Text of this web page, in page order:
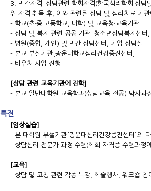
3. 민간자격: 상담관련 학회자격(한국심리학회:상담
위 자격 취득 후, 이와 관련된 상담 및 심리치료 기관
- 학교(초·중·고등학교, 대학) 및 교육청·교육기관
- 상담 및 복지 관련 공공 기관: 청소년상담복지센
- 병원(종합, 개인) 및 민간 상담센터, 기업 상담실
- 본교 부설기관[광운대학교심리건강증진센터]
- 바우처 사업 진행
[상담 관련 교육기관에 진학]
- 본교 일반대학원 교육학과(상담교육 전공) 박사과
특전
[임상실습]
- 본 대학원 부설기관[광운대심리건강증진센터]의
- 상담심리 전문가 과정 수련(학회 자격증 수련과정
[교육]
- 상담 및 코칭 관련 각종 특강, 학술행사, 워크숍 참